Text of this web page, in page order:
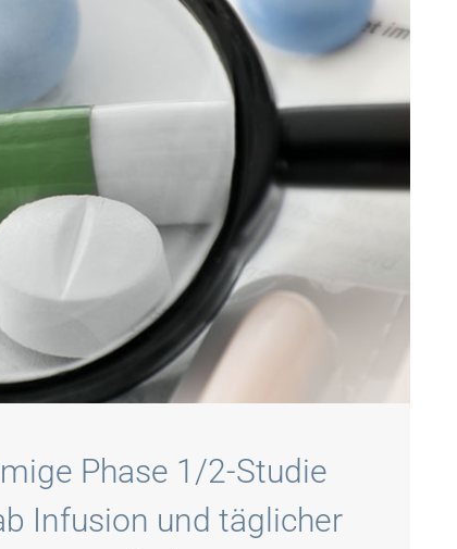
Phase 1/2-Studie
Infusion und täglicher